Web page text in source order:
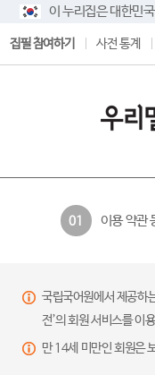
이 누리집은 대한민
집필 참여하기 사전 통계
01 이용 약관
국립국어원에서 제공하
전’의 회원 서비스를 이
만 14세 미만인 회원은